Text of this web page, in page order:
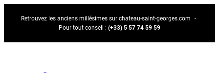
Retrouvez les anciens millésimes sur chateau-saint-georges.com ・
Pour tout conseil : (+33) 5 57 74 59 59